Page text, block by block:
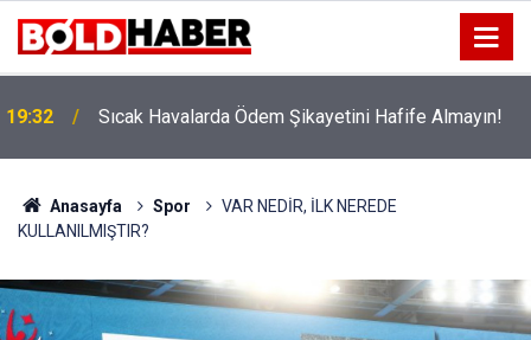
19:32 Sıcak Havalarda Ödem Şikayetini Hafife Almayın!
Anasayfa Spor
VAR NEDİR, İLK NEREDE
KULLANILMIŞTIR?